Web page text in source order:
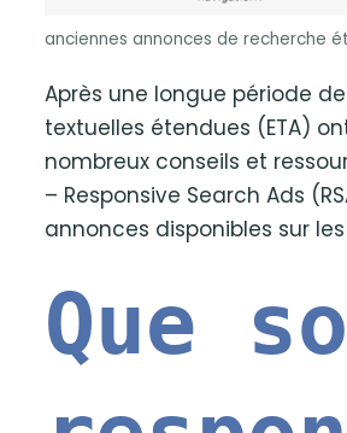
anciennes annonces de recherche
Après une longue période
textuelles étendues (ETA)
nombreux conseils et
– Responsive Search Ads
annonces disponibles sur les
Que